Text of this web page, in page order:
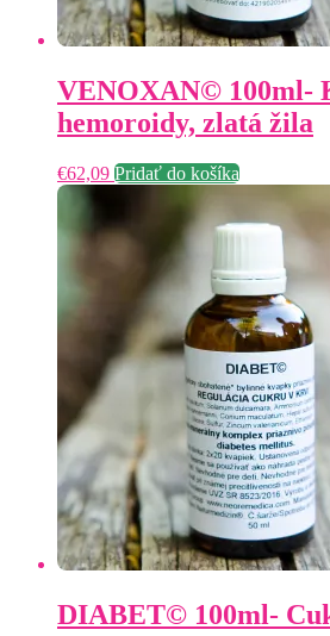
VENOXAN© 100ml-
hemoroidy, zlatá žila
€62,09 Pridať do košíka
DIABET© 100ml-